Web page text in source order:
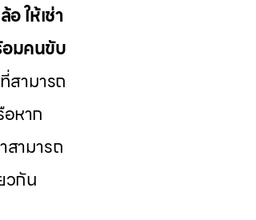
ให้เช่า
อมคนขับ
ที่สามารถ
หาก
สามารถ
วกัน